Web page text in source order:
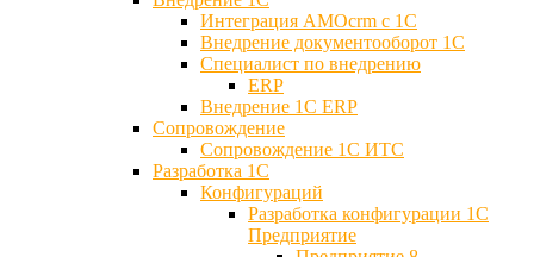
Интеграция AMOcrm с 1C
Внедрение документооборот 1С
Специалист по внедрению
ERP
Внедрение 1С ERP
Cопровождение
Cопровождение 1С ИТС
Разработка 1C
Конфигураций
Разработка конфигурации 1С
Предприятие